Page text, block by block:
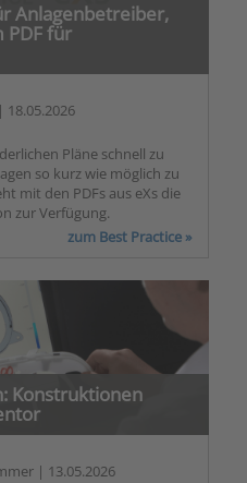
Anlagenbetreiber,
PDF für
| 18.05.2026
Pläne schnell zu
so kurz wie möglich zu
mit den PDFs aus eXs die
zur Verfügung.
zum Best Practice »
Konstruktionen
| 13.05.2026